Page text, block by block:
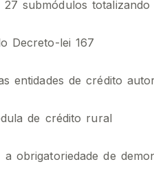
submódulos
Decreto-lei 167
entidades de crédito
de crédito rural
obrigatoriedade de